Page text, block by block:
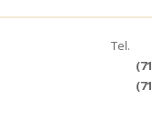
Tel.